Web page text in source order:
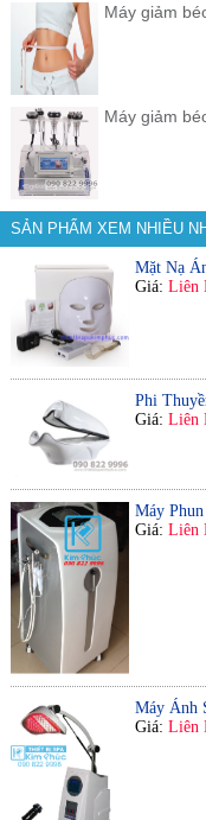
Máy giảm
Máy giảm
SẢN PHẨM XEM NHIỀU
Mặt Nạ
Giá: Liên
Phi
Giá: Liên
Máy
Giá: Liên
Máy Ánh
Giá: Liên